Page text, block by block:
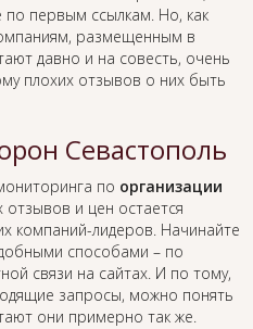
первым ссылкам. Но, как
размещенным в
давно и на совесть, очень
плохих отзывов о них быть
Севастополь
по организации
отзывов и цен остается
компаний-лидеров. Начинайте
способами – по
связи на сайтах. И по тому,
запросы, можно понять
они примерно так же.